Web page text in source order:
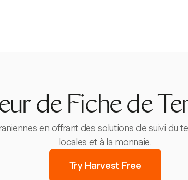
de Fiche de
en offrant des solutions de suivi du
locales et à la monnaie.
Try Harvest Free